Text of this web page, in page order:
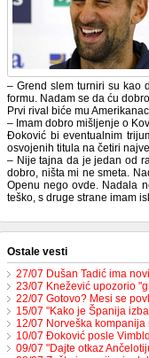
– Grend slem turniri su kao
formu. Nadam se da ću
Prvi rival biće mu
– Imam dobro mišljenje o
Đoković bi eventualnim
osvojenih titula na četiri
– Nije tajna da je jedan od
dobro, ništa mi ne smeta.
Openu nego ovde. Nadala
teško, s druge strane imam
Ostale vesti
27/07 Dušan Tadić ima
23/07 Knežević upozorio
22/07 Gotovo? Mesi se
15/07 "Kako je Španija
12/07 Norveška
10/07 Đoković posle
09/07 "Dajte otkaz